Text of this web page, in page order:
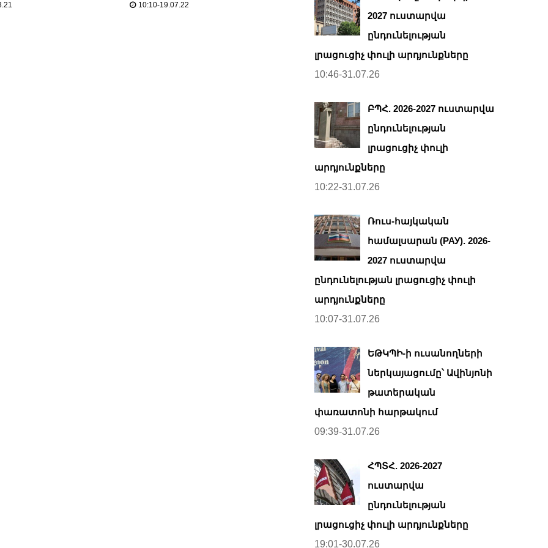
10:10-19.07.22
2027 ուստարվա
ընդունելության
լրացուցիչ փուլի արդյունքները
10:46-31.07.26
ԲՊՀ. 2026-2027 ուստարվա
ընդունելության
լրացուցիչ փուլի
արդյունքները
10:22-31.07.26
Ռուս-հայկական
համալսարան (РАУ). 2026-
2027 ուստարվա
ընդունելության լրացուցիչ փուլի
արդյունքները
10:07-31.07.26
ԵԹԿՊԻ-ի ուսանողների
ներկայացումը՝ Ավինյոնի
թատերական
փառատոնի հարթակում
09:39-31.07.26
ՀՊՏՀ. 2026-2027
ուստարվա
ընդունելության
լրացուցիչ փուլի արդյունքները
19:01-30.07.26